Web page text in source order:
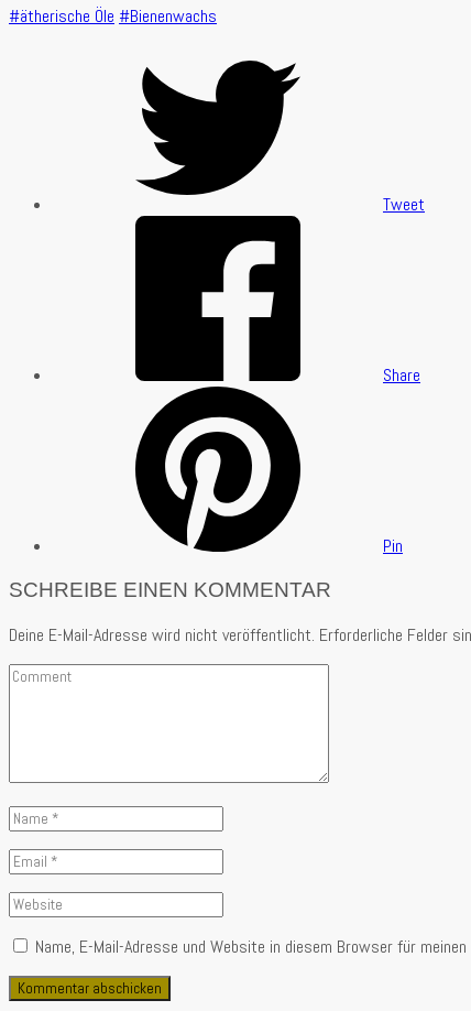
#ätherische Öle #Bienenwachs
Tweet
Share
Pin
SCHREIBE EINEN KOMMENTAR
Deine E-Mail-Adresse wird nicht veröffentlicht. Erforderliche Felder
Comment
Name
*
Email
*
Website
Name, E-Mail-Adresse und Website in diesem Browser für